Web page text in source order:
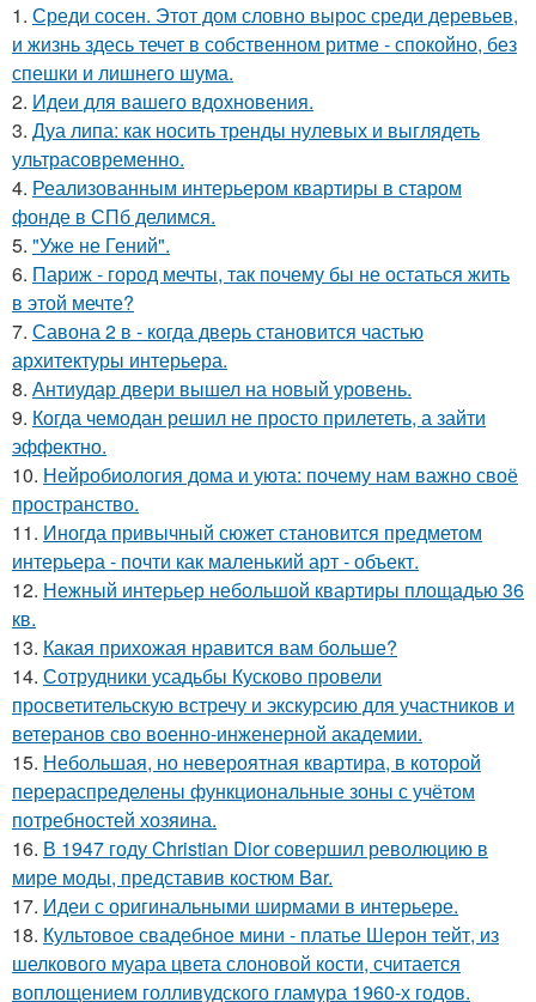
1. Среди сосен. Этот дом словно вырос среди деревьев,
и жизнь здесь течет в собственном ритме - спокойно, без
спешки и лишнего шума.
2. Идеи для вашего вдохновения.
3. Дуа липа: как носить тренды нулевых и выглядеть
ультрасовременно.
4. Реализованным интерьером квартиры в старом
фонде в СПб делимся.
5. "Уже не Гений".
6. Париж - город мечты, так почему бы не остаться жить
в этой мечте?
7. Савона 2 в - когда дверь становится частью
архитектуры интерьера.
8. Антиудар двери вышел на новый уровень.
9. Когда чемодан решил не просто прилететь, а зайти
эффектно.
10. Нейробиология дома и уюта: почему нам важно своё
пространство.
11. Иногда привычный сюжет становится предметом
интерьера - почти как маленький арт - объект.
12. Нежный интерьер небольшой квартиры площадью 36
кв.
13. Какая прихожая нравится вам больше?
14. Сотрудники усадьбы Кусково провели
просветительскую встречу и экскурсию для участников и
ветеранов сво военно-инженерной академии.
15. Небольшая, но невероятная квартира, в которой
перераспределены функциональные зоны с учётом
потребностей хозяина.
16. В 1947 году Christian Dior совершил революцию в
мире моды, представив костюм Bar.
17. Идеи с оригинальными ширмами в интерьере.
18. Культовое свадебное мини - платье Шерон тейт, из
шелкового муара цвета слоновой кости, считается
воплощением голливудского гламура 1960-х годов.